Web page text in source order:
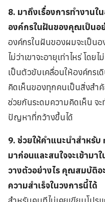
8. มาถึงเรื่องการทำงาน
องค์กรในฝันของคุณเป็นอ
องค์กรในฝันของผมจะเป็น
ไม่ว่าเขาจะอายุเท่าไหร่ โดย
เป็นตัวขับเคลื่อนให้องค์กรเ
คิดเห็นของทุกคนเป็นสิ่งสำ
ช่วยกันระดมความคิดเห็น จ
ปัญหาที่กว้างขึ้นได้
9. ช่วยให้คำแนะนำสำหรับ
มาก่อนและสนใจจะเข้ามา
วางตัวอย่างไร คุณสมบัติอ
ความสำเร็จในวงการนี้ได้